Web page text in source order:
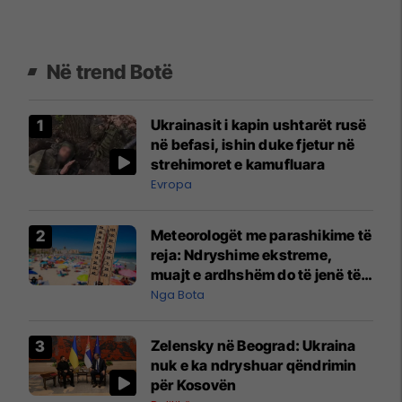
Në trend Botë
Ukrainasit i kapin ushtarët rusë
në befasi, ishin duke fjetur në
strehimoret e kamufluara
Evropa
Meteorologët me parashikime të
reja: Ndryshime ekstreme,
muajt e ardhshëm do të jenë të
pazakontë
Nga Bota
Zelensky në Beograd: Ukraina
nuk e ka ndryshuar qëndrimin
për Kosovën